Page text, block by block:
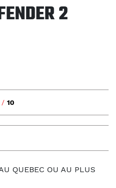
2
/ 10
QUEBEC OU AU PLUS